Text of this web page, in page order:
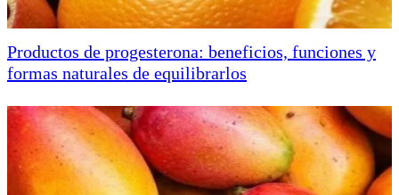
Productos de progesterona: beneficios, funciones y
formas naturales de equilibrarlos